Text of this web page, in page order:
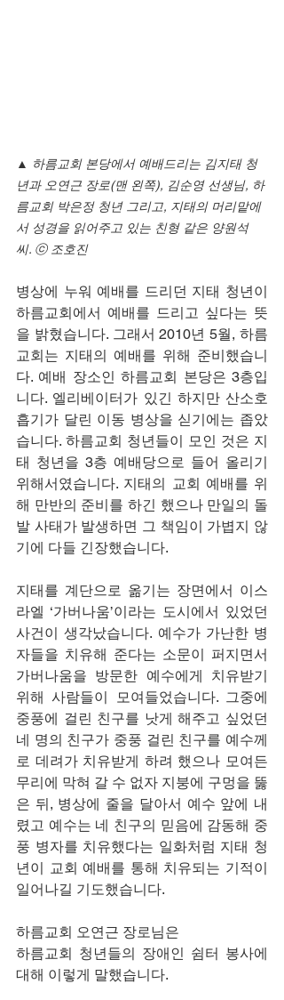
▲ 하름교회 본당에서 예배드리는 김지태 청
년과 오연근 장로(맨 왼쪽), 김순영 선생님, 하
름교회 박은정 청년 그리고, 지태의 머리맡에
서 성경을 읽어주고 있는 친형 같은 양원석
씨. ⓒ 조호진
병상에 누워 예배를 드리던 지태 청년이
하름교회에서 예배를 드리고 싶다는 뜻
을 밝혔습니다. 그래서 2010년 5월, 하름
교회는 지태의 예배를 위해 준비했습니
다. 예배 장소인 하름교회 본당은 3층입
니다. 엘리베이터가 있긴 하지만 산소호
흡기가 달린 이동 병상을 싣기에는 좁았
습니다. 하름교회 청년들이 모인 것은 지
태 청년을 3층 예배당으로 들어 올리기
위해서였습니다. 지태의 교회 예배를 위
해 만반의 준비를 하긴 했으나 만일의 돌
발 사태가 발생하면 그 책임이 가볍지 않
기에 다들 긴장했습니다.
지태를 계단으로 옮기는 장면에서 이스
라엘 ‘가버나움’이라는 도시에서 있었던
사건이 생각났습니다. 예수가 가난한 병
자들을 치유해 준다는 소문이 퍼지면서
가버나움을 방문한 예수에게 치유받기
위해 사람들이 모여들었습니다. 그중에
중풍에 걸린 친구를 낫게 해주고 싶었던
네 명의 친구가 중풍 걸린 친구를 예수께
로 데려가 치유받게 하려 했으나 모여든
무리에 막혀 갈 수 없자 지붕에 구멍을 뚫
은 뒤, 병상에 줄을 달아서 예수 앞에 내
렸고 예수는 네 친구의 믿음에 감동해 중
풍 병자를 치유했다는 일화처럼 지태 청
년이 교회 예배를 통해 치유되는 기적이
일어나길 기도했습니다.
하름교회 오연근 장로님은
하름교회 청년들의 장애인 쉼터 봉사에
대해 이렇게 말했습니다.